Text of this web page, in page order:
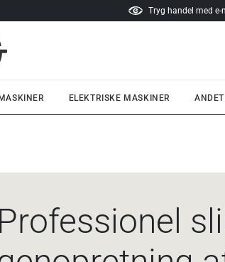
Tryg handel med
ELEKTRISKE MASKINER
Professionel